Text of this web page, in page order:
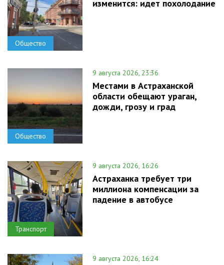
Общество
изменится: идет похолодание
Общество
9 августа 2026, 23:36
Местами в Астраханской
области обещают ураган,
дожди, грозу и град
Транспорт
9 августа 2026, 16:26
Астраханка требует три
миллиона компенсации за
падение в автобусе
9 августа 2026, 16:24